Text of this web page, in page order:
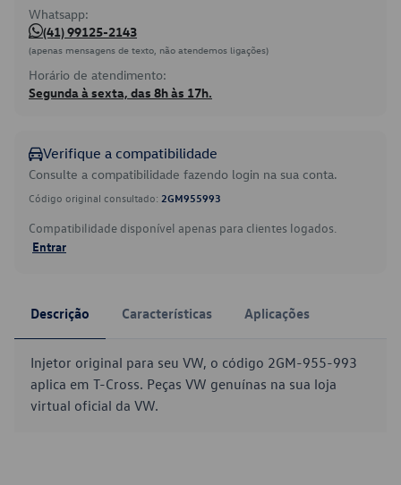
Whatsapp:
(41) 99125-2143
(apenas mensagens de texto, não atendemos ligações)
Horário de atendimento:
Segunda à sexta, das 8h às 17h.
Verifique a compatibilidade
Consulte a compatibilidade fazendo login na sua conta.
Código original consultado: 2GM955993
Compatibilidade disponível apenas para clientes logados.
Entrar
Descrição Características Aplicações
Injetor original para seu VW, o código 2GM-955-993
aplica em T-Cross. Peças VW genuínas na sua loja
virtual oficial da VW.